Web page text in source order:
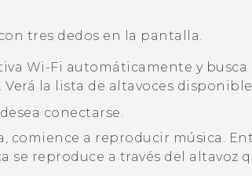
tres dedos en la pantalla.
Wi‍-Fi automáticamente y busca
. Verá la lista de altavoces
conectarse.
comience a reproducir música.
se reproduce a través del altavoz